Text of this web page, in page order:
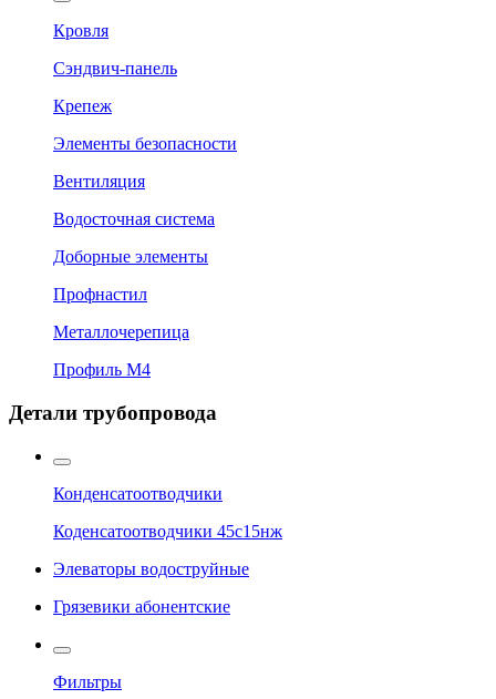
Кровля
Сэндвич-панель
Крепеж
Элементы безопасности
Вентиляция
Водосточная система
Доборные элементы
Профнастил
Металлочерепица
Профиль М4
Детали трубопровода
Конденсатоотводчики
Коденсатоотводчики 45с15нж
Элеваторы водоструйные
Грязевики абонентские
Фильтры